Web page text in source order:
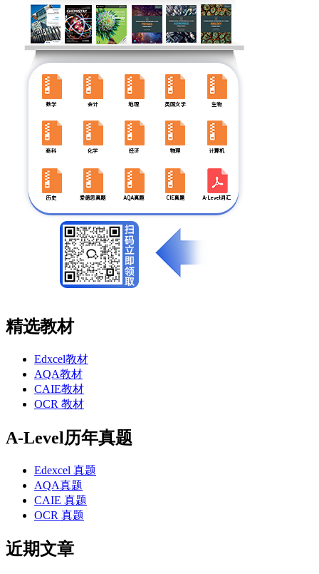
精选教材
Edxcel教材
AQA教材
CAIE教材
OCR 教材
A-Level历年真题
Edexcel 真题
AQA真题
CAIE 真题
OCR 真题
近期文章